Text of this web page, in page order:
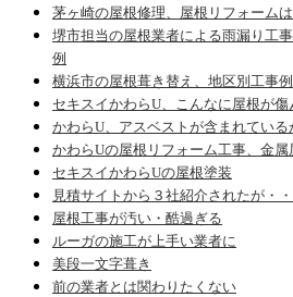
茅ヶ崎の屋根修理、屋根リフォーム
堺市担当の屋根業者による雨漏り工
例
横浜市の屋根葺き替え、地区別工事例
セキスイかわらU、こんなに屋根が傷
かわらU、アスベストが含まれている
かわらUの屋根リフォーム工事、金属
セキスイかわらUの屋根塗装
見積サイトから３社紹介されたが・・
屋根工事が汚い・酷過ぎる
ルーガの施工が上手い業者に
美段一文字葺き
前の業者とは関わりたくない